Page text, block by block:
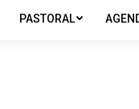
PASTORAL